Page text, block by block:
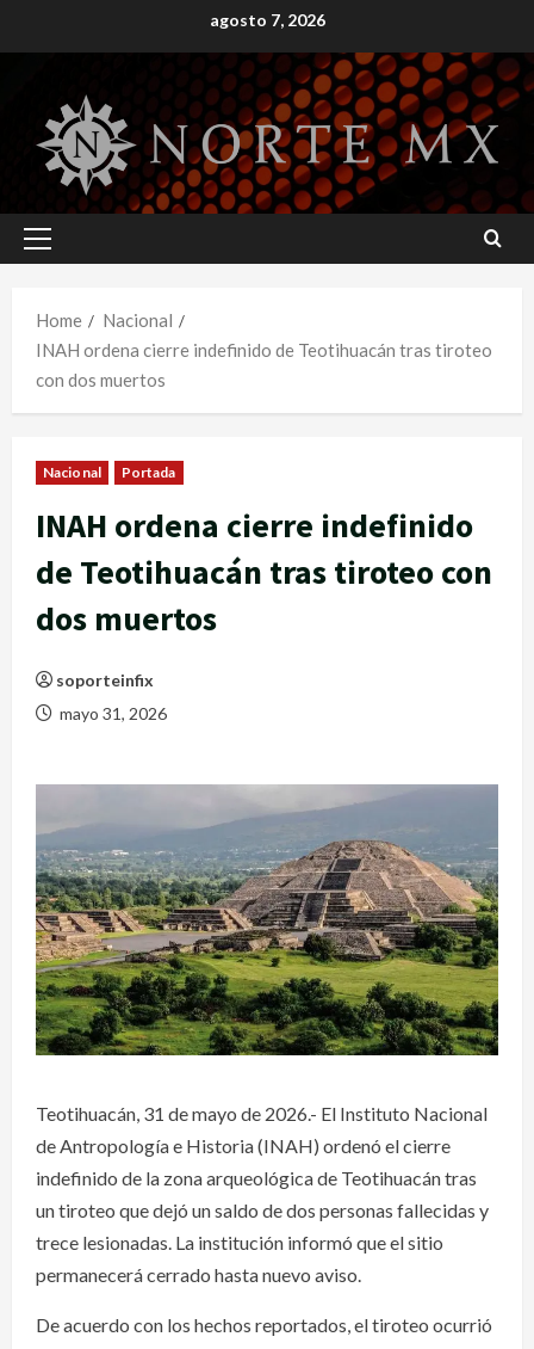
to
agosto 7, 2026
Primary
Home
Nacional
INAH ordena cierre indefinido de Teotihuacán tras tiroteo
con dos muertos
Nacional Portada
INAH ordena cierre indefinido
de Teotihuacán tras tiroteo con
dos muertos
soporteinfix
mayo 31, 2026
Teotihuacán, 31 de mayo de 2026.- El Instituto Nacional
de Antropología e Historia (INAH) ordenó el cierre
indefinido de la zona arqueológica de Teotihuacán tras
un tiroteo que dejó un saldo de dos personas fallecidas y
trece lesionadas. La institución informó que el sitio
permanecerá cerrado hasta nuevo aviso.
De acuerdo con los hechos reportados, el tiroteo ocurrió